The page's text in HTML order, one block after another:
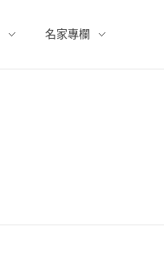
名家專欄